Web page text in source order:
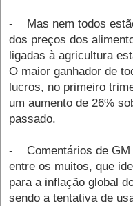
- Mas nem todos
dos preços dos
ligadas à agricultura
O maior ganhador de
lucros, no primeiro
um aumento de 26%
passado.
- Comentários de GM
entre os muitos, que
para a inflação global
sendo a tentativa de